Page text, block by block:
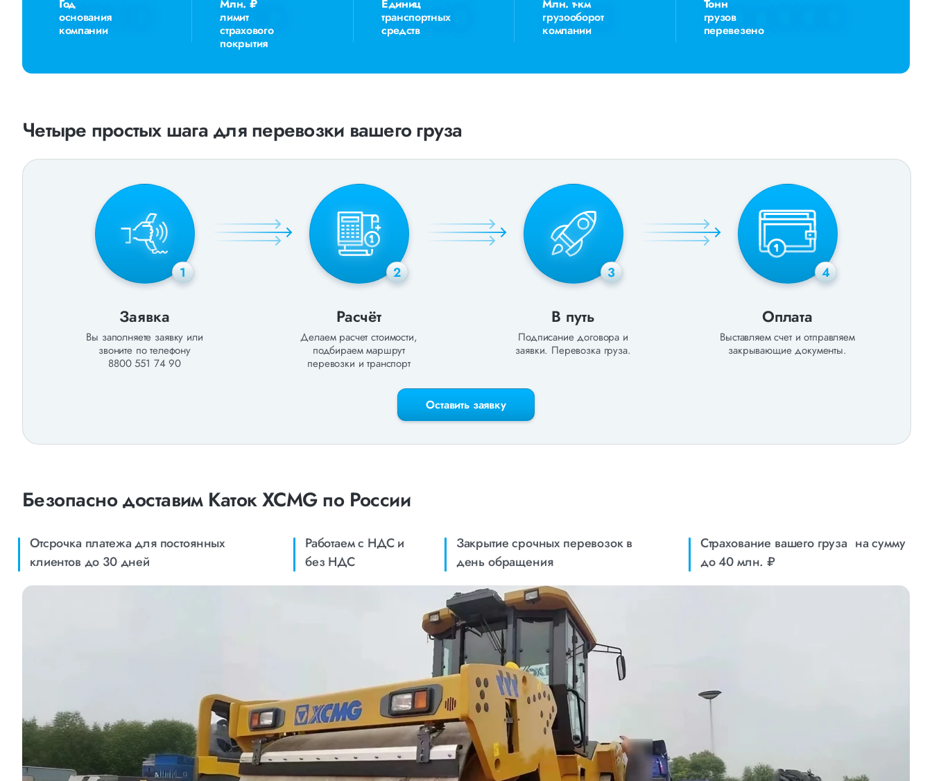
Год
основания
компании
Млн. ₽
лимит
страхового
покрытия
Единиц
транспортных
средств
Млн. т-км
грузооборот
компании
Тонн
грузов
перевезено
Четыре простых шага для перевозки вашего груза
1
Заявка
Вы заполняете заявку или
звоните по телефону
8800 551 74 90
2
Расчёт
Делаем расчет стоимости,
подбираем маршрут
перевозки и транспорт
3
В путь
Подписание договора и
заявки. Перевозка груза.
4
Оплата
Выставляем счет и отправляем
закрывающие документы.
Оставить заявку
Безопасно доставим Каток XCMG по России
Отсрочка платежа для постоянных
клиентов до 30 дней
Работаем с НДС и
без НДС
Закрытие срочных перевозок в
день обращения
Страхование вашего груза на сумму
до 40 млн. ₽